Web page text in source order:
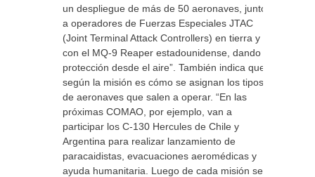
un despliegue de más de 50 aeronaves, junto
a operadores de Fuerzas Especiales JTAC
(Joint Terminal Attack Controllers) en tierra y
con el MQ-9 Reaper estadounidense, dando
protección desde el aire”. También indica que
según la misión es cómo se asignan los tipos
de aeronaves que salen a operar. “En las
próximas COMAO, por ejemplo, van a
participar los C-130 Hercules de Chile y
Argentina para realizar lanzamiento de
paracaidistas, evacuaciones aeromédicas y
ayuda humanitaria. Luego de cada misión se